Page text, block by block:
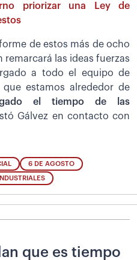
priorizar una Ley de
de estos más de ocho
las ideas fuerzas
a todo el equipo de
estamos alrededor de
el tiempo de las
Gálvez en contacto con
6 DE AGOSTO
que es tiempo